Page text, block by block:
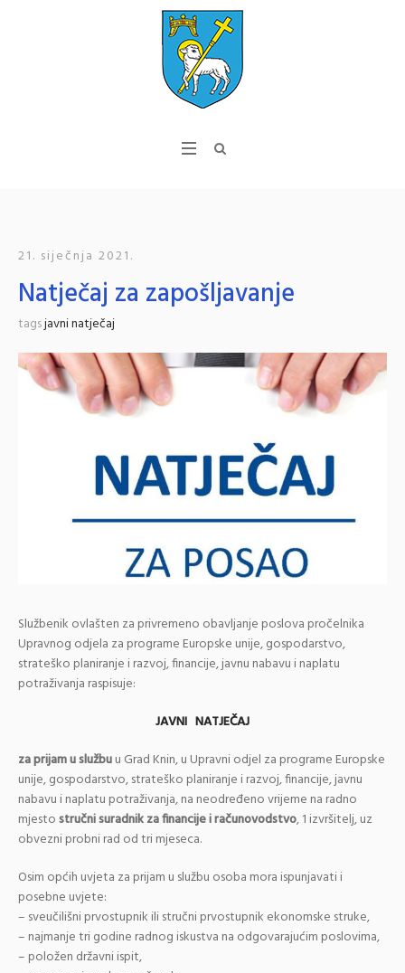
21. siječnja 2021.
Natječaj za zapošljavanje
tagsjavni natječaj
Službenik ovlašten za privremeno obavljanje poslova pročelnika
Upravnog odjela za programe Europske unije, gospodarstvo,
strateško planiranje i razvoj, financije, javnu nabavu i naplatu
potraživanja raspisuje:
JAVNI NATJEČAJ
za prijam u službuu Grad Knin, u Upravni odjel za programe Europske
unije, gospodarstvo, strateško planiranje i razvoj, financije, javnu
nabavu i naplatu potraživanja, na neodređeno vrijeme na radno
mjestostručni suradnik za financije i računovodstvo, 1 izvršitelj, uz
obvezni probni rad od tri mjeseca.
Osim općih uvjeta za prijam u službu osoba mora ispunjavati i
posebne uvjete:
– sveučilišni prvostupnik ili stručni prvostupnik ekonomske struke,
– najmanje tri godine radnog iskustva na odgovarajućim poslovima,
– položen državni ispit,